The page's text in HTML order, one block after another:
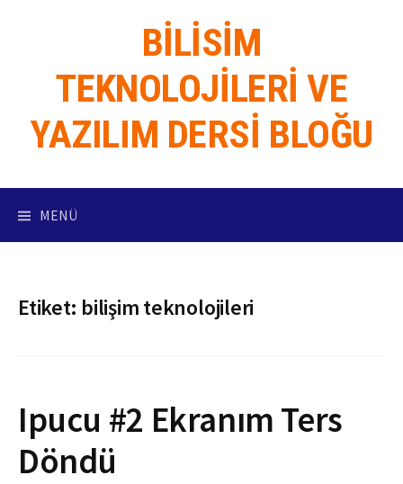
BILISIM
TEKNOLOJILERI VE
YAZILIM DERSI BLOĞU
MENÜ
Etiket: bilişim teknolojileri
Ipucu #2 Ekranım Ters
Döndü